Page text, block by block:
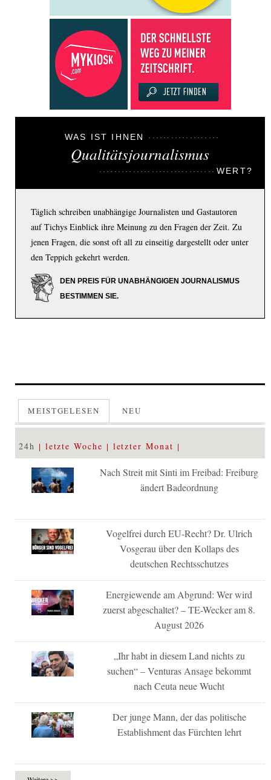
WAS IST IHNEN
Qualitätsjournalismus
WERT?
Täglich schreiben unabhängige Journalisten und Gastautoren
auf Tichys Einblick ihre Meinung zu den Fragen der Zeit. Zu
jenen Fragen, die sonst oft all zu einseitig dargestellt oder unter
den Teppich gekehrt werden.
DEN PREIS FÜR UNABHÄNGIGEN JOURNALISMUS
BESTIMMEN SIE.
MEISTGELESEN NEU
24h letzte Woche letzter Monat
Nach Streit mit Sinti im Freibad: Freiburg
ändert Badeordnung
Vogelfrei durch EU-Recht? Dr. Ulrich
Vosgerau über den Kollaps des
deutschen Rechtsschutzes
Energiewende am Abgrund: Wer wird
zuerst abgeschaltet? – TE-Wecker am 8.
August 2026
„Ihr habt in diesem Land nichts zu
suchen“ – Venturas Ansage bekommt
nach Ceuta neue Wucht
Der junge Mann, der das politische
Establishment das Fürchten lehrt